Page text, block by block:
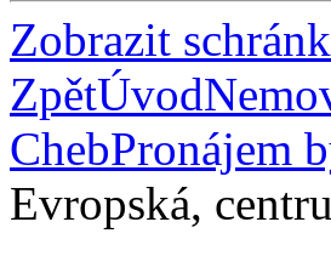
Zobrazit
ZpětÚvod
ChebPronájem
Evropská,